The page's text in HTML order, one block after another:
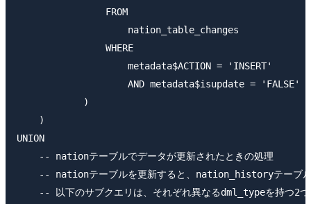
                FROM
                    nation_table_changes
                WHERE
                    metadata$ACTION = 'INSERT'
                    AND metadata$isupdate = 'FALSE'
            )
    )
UNION
    -- nationテーブルでデータが更新されたときの処理
-- nationテーブルを更新すると、nation_historyテーブ
-- 以下のサブクエリは、それぞれ異なるdml_typeを持つ2つ